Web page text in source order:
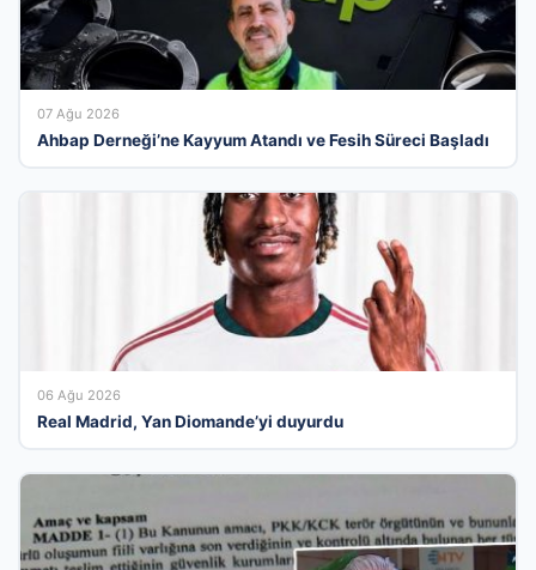
07 Ağu 2026
Ahbap Derneği’ne Kayyum Atandı ve Fesih Süreci Başladı
06 Ağu 2026
Real Madrid, Yan Diomande’yi duyurdu